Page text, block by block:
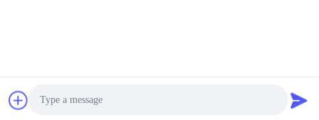
Obtenha o melhor preço
Shenzhen Jane Cheng Development Co., Limited